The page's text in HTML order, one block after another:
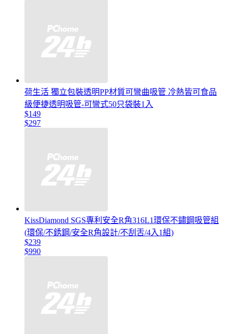
荷生活 獨立包裝透明PP材質可彎曲吸管 冷熱皆可食品
級便捷透明吸管-可彎式50只袋裝1入
$149
$297
KissDiamond SGS專利安全R角316L1環保不鏽鋼吸管組
(環保/不銹鋼/安全R角設計/不刮舌/4入1組)
$239
$990